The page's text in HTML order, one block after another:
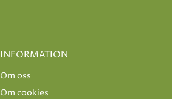
INFORMATION
Om oss
Om cookies